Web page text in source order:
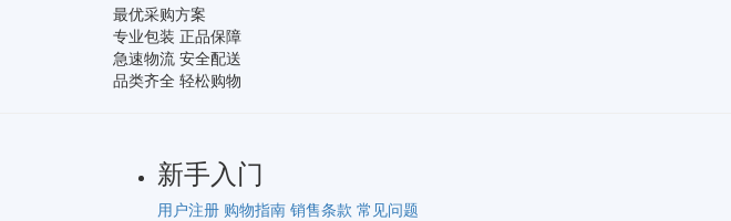
最优采购方案
专业包装 正品保障
急速物流 安全配送
品类齐全 轻松购物
新手入门
用户注册 购物指南 销售条款 常见问题